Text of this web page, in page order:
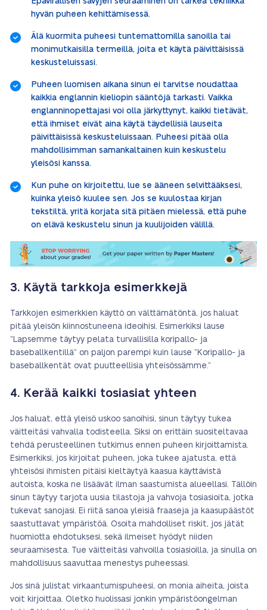
hyvän puheen kehittämisessä.
Älä kuormita puheesi tuntemattomilla sanoilla tai
monimutkaisilla termeillä, joita et käytä päivittäisissä
keskusteluissasi.
Puheen luomisen aikana sinun ei tarvitse noudattaa
kaikkia englannin kieliopin sääntöjä tarkasti. Vaikka
englanninopettajasi voi olla järkyttynyt, kaikki tietävät,
että ihmiset eivät aina käytä täydellisiä lauseita
päivittäisissä keskusteluissaan. Puheesi pitää olla
mahdollisimman samankaltainen kuin keskustelu
yleisösi kanssa.
Kun puhe on kirjoitettu, lue se ääneen selvittääksesi,
kuinka yleisö kuulee sen. Jos se kuulostaa kirjan
tekstiltä, yritä korjata sitä pitäen mielessä, että puhe
on elävä keskustelu sinun ja kuulijoiden välillä.
3. Käytä tarkkoja esimerkkejä
Tarkkojen esimerkkien käyttö on välttämätöntä, jos haluat
pitää yleisön kiinnostuneena ideoihisi. Esimerkiksi lause
”Lapsemme täytyy pelata turvallisilla koripallo- ja
baseballkentillä” on paljon parempi kuin lause ”Koripallo- ja
baseballkentät ovat puutteellisia yhteisössämme.”
4. Kerää kaikki tosiasiat yhteen
Jos haluat, että yleisö uskoo sanoihisi, sinun täytyy tukea
väitteitäsi vahvalla todisteella. Siksi on erittäin suositeltavaa
tehdä perusteellinen tutkimus ennen puheen kirjoittamista.
Esimerkiksi, jos kirjoitat puheen, joka tukee ajatusta, että
yhteisösi ihmisten pitäisi kieltäytyä kaasua käyttävistä
autoista, koska ne lisäävät ilman saastumista alueellasi. Tällöin
sinun täytyy tarjota uusia tilastoja ja vahvoja tosiasioita, jotka
tukevat sanojasi. Ei riitä sanoa yleisiä fraaseja ja kaasupäästöt
saastuttavat ympäristöä. Osoita mahdolliset riskit, jos jätät
huomiotta ehdotuksesi, sekä ilmeiset hyödyt niiden
seuraamisesta. Tue väitteitäsi vahvoilla tosiasioilla, ja sinulla on
mahdollisuus saavuttaa menestys puheessasi.
Jos sinä julistat virkaantumispuheesi, on monia aiheita, joista
voit kirjoittaa. Oletko huolissasi jonkin ympäristöongelman